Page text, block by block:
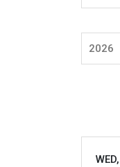
2026